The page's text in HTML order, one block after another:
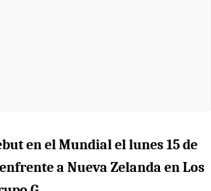
en el Mundial el lunes 15 de
a Nueva Zelanda en Los